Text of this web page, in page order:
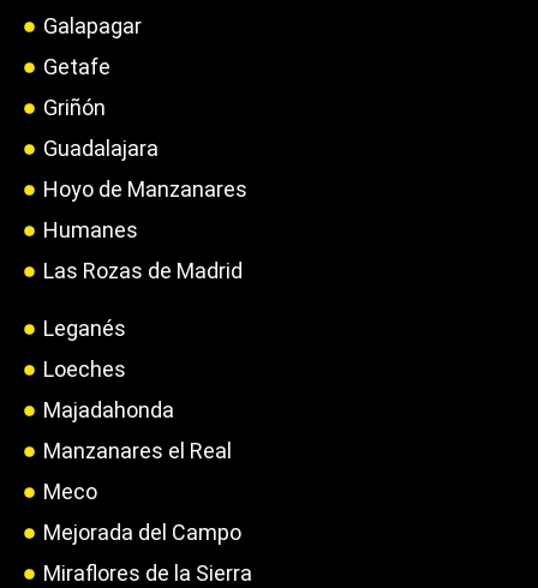
Galapagar
Getafe
Griñón
Guadalajara
Hoyo de Manzanares
Humanes
Las Rozas de Madrid
Leganés
Loeches
Majadahonda
Manzanares el Real
Meco
Mejorada del Campo
Miraflores de la Sierra